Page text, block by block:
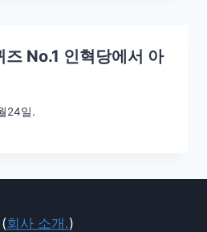
즈 No.1 인혁당에서 아
24일.
회사 소개.)